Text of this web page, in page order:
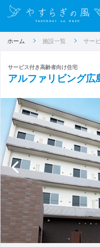
ホーム 施設一覧 サー
サービス付き高齢者向け住宅
アルファリビング広